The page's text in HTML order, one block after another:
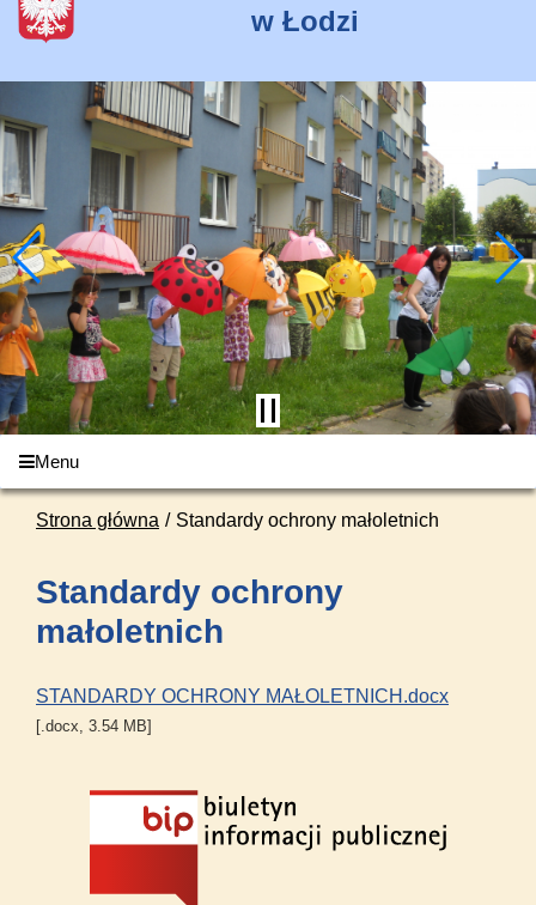
w Łodzi
Menu
Strona główna Standardy ochrony małoletnich
Standardy ochrony
małoletnich
STANDARDY OCHRONY MAŁOLETNICH.docx
[.docx, 3.54 MB]